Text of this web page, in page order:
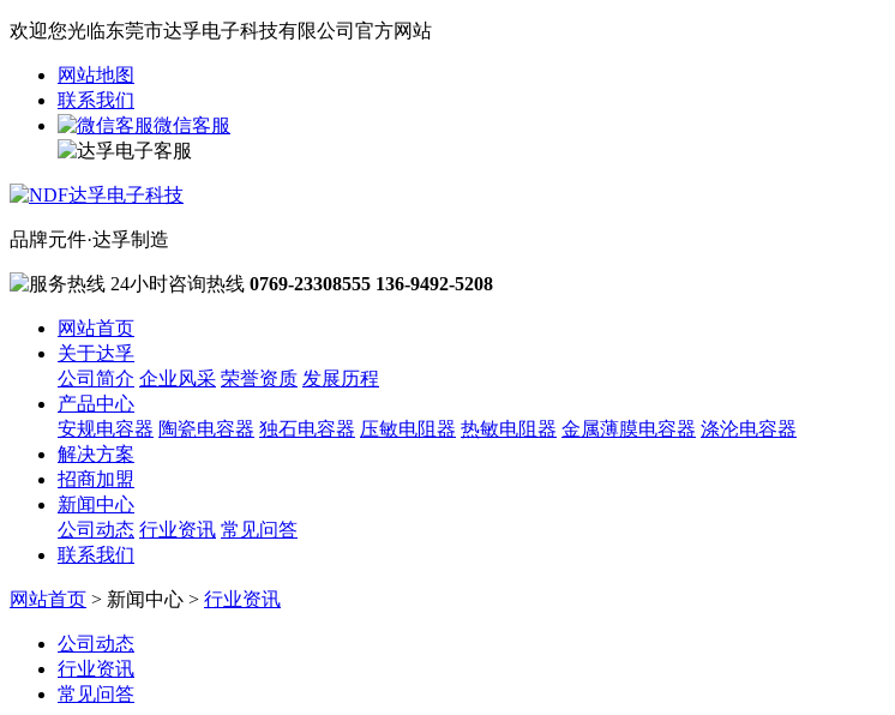
欢迎您光临东莞市达孚电子科技有限公司官方网站
网站地图
联系我们
微信客服
品牌元件·达孚制造
24小时咨询热线 0769-23308555 136-9492-5208
网站首页
关于达孚
公司简介 企业风采 荣誉资质 发展历程
产品中心
安规电容器 陶瓷电容器 独石电容器 压敏电阻器 热敏电阻器 金属薄膜电容器 涤沦电容器
解决方案
招商加盟
新闻中心
公司动态 行业资讯 常见问答
联系我们
网站首页 > 新闻中心 > 行业资讯
公司动态
行业资讯
常见问答